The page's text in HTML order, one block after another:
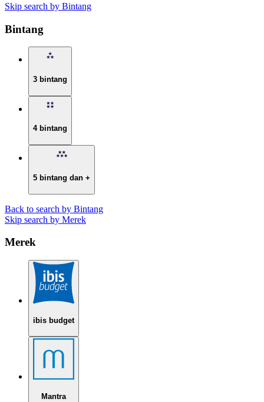
Skip search by Bintang
Bintang
3 bintang
4 bintang
5 bintang dan +
Back to search by Bintang
Skip search by Merek
Merek
ibis budget
Mantra